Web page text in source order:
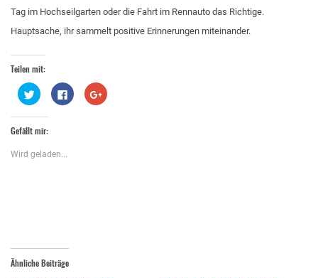
Tag im Hochseilgarten oder die Fahrt im Rennauto das Richtige.
Hauptsache, ihr sammelt positive Erinnerungen miteinander.
Teilen mit:
Klick,
um
Twitter
zu
teilen
in
neuem
Klick,
um
Zum
Teilen
Gefällt mir:
Wird geladen...
Ähnliche Beiträge